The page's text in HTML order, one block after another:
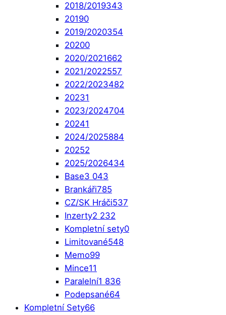
2018/2019343
20190
2019/2020354
20200
2020/2021662
2021/2022557
2022/2023482
20231
2023/2024704
20241
2024/2025884
20252
2025/2026434
Base3 043
Brankáři785
CZ/SK Hráči537
Inzerty2 232
Kompletní sety0
Limitované548
Memo99
Mince11
Paralelní1 836
Podepsané64
Kompletní Sety66